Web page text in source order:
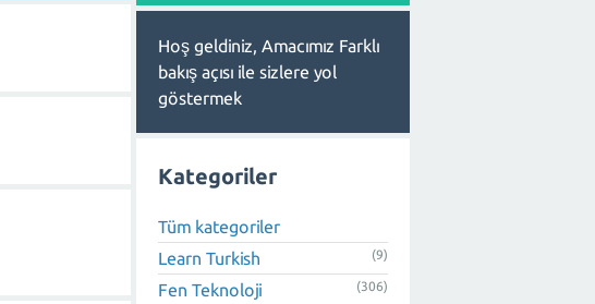
Hoş geldiniz, Amacımız Farklı
bakış açısı ile sizlere yol
göstermek
Kategoriler
Tüm kategoriler
Learn Turkish
(9)
Fen Teknoloji (306)